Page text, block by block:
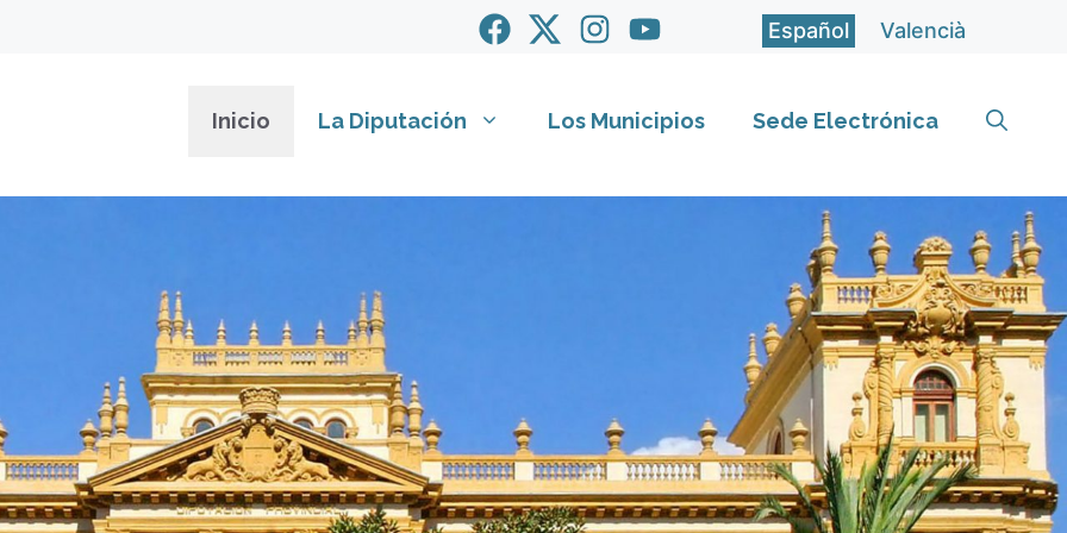
Español Valencià
Inicio La Diputación Los Municipios Sede Electrónica